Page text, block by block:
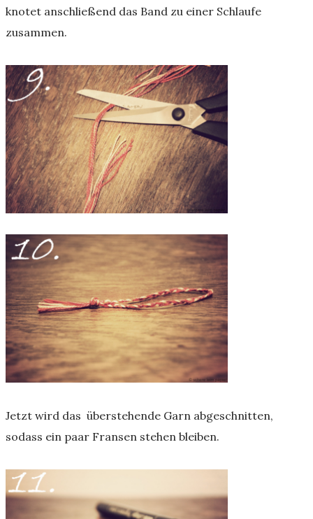
knotet anschließend das Band zu einer Schlaufe
zusammen.
Jetzt wird das überstehende Garn abgeschnitten,
sodass ein paar Fransen stehen bleiben.